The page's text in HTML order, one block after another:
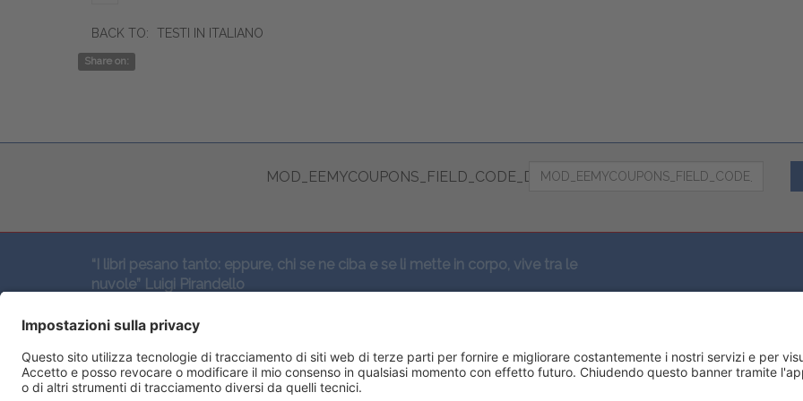
BACK TO: TESTI IN ITALIANO
Share on:
MOD_EEMYCOUPONS_FIELD_CODE_DESC
“I libri pesano tanto: eppure, chi se ne ciba e se li mette in corpo, vive tra le
nuvole” Luigi Pirandello
SEGUICI QUI: